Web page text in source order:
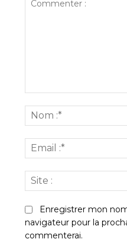
Enregistrer mon
navigateur pour la
commenterai.